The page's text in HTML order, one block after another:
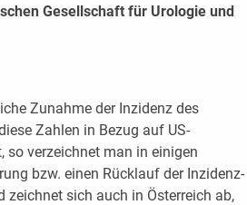
Gesellschaft für Urologie und
Zunahme der Inzidenz des
Zahlen in Bezug auf US-
so verzeichnet man in einigen
bzw. einen Rücklauf der Inzidenz-
sich auch in Österreich ab,